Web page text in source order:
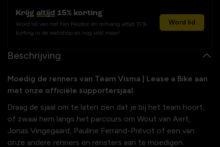
Krijg altijd 15% korting
Word lid van het Fan Peloton en ontvang altijd 15%
korting in de webshop en nog véél meer!
Word lid
Beschrijving
Moedig de renners van Team Visma | Lease a Bike aan
met onze officiële supportersjaal.
Draag de sjaal om te laten zien dat je bij het team hoort,
of zwaai hem langs het parcours om Wout van Aert,
Jonas Vingegaard, Pauline Ferrand-Prévot of een van
onze andere renners en rensters aan te moedigen.